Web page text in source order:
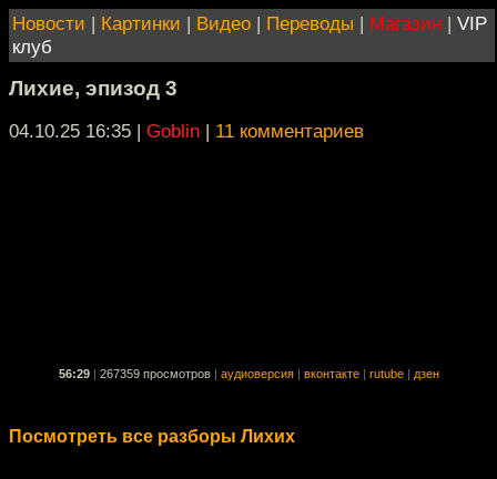
Новости | Картинки | Видео | Переводы | Магазин | VIP
клуб
Лихие, эпизод 3
04.10.25 16:35 | Goblin | 11 комментариев
56:29 267359 просмотров аудиоверсия вконтакте rutube дзен
Посмотреть все разборы Лихих